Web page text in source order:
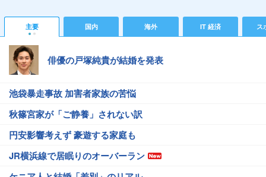
主要 国内 海外 IT 経済 ス
俳優の戸塚純貴が結婚を発表
池袋暴走事故 加害者家族の苦悩
秋篠宮家が「ご静養」されない訳
円安影響考えず 豪遊する家庭も
JR横浜線で居眠りのオーバーラン